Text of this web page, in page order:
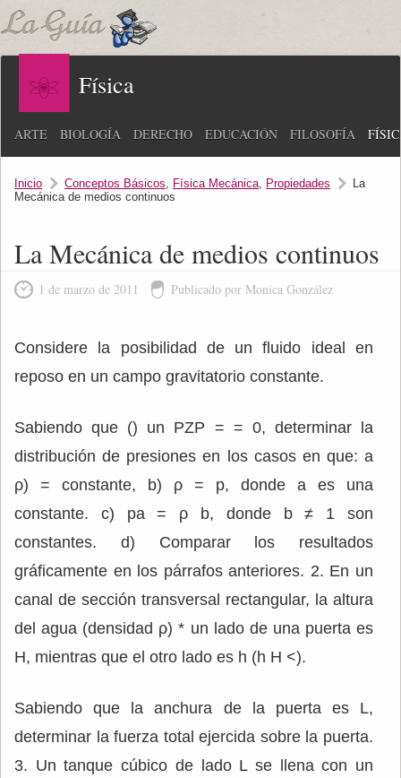
Física
ARTE BIOLOGÍA DERECHO EDUCACIÓN FILOSOFÍA
Inicio Conceptos Básicos, Física Mecánica, Propiedades
La
Mecánica de medios continuos
La Mecánica de medios continuos
1 de marzo de 2011 Publicado por Monica González
Considere la posibilidad de un fluido ideal en
reposo en un campo gravitatorio constante.
Sabiendo que () un PZP = = 0, determinar la
distribución de presiones en los casos en que: a
ρ) = constante, b) ρ = p, donde a es una
constante. c) pa = ρ b, donde b ≠ 1 son
constantes. d) Comparar los resultados
gráficamente en los párrafos anteriores. 2. En un
canal de sección transversal rectangular, la altura
del agua (densidad ρ) * un lado de una puerta es
H, mientras que el otro lado es h (h H <).
Sabiendo que la anchura de la puerta es L,
determinar la fuerza total ejercida sobre la puerta.
3. Un tanque cúbico de lado L se llena con un